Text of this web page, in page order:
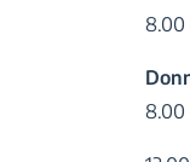
8.00
8.00